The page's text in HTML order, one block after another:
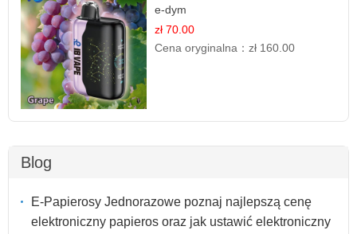
e-dym
zł 70.00
Cena oryginalna：zł 160.00
Blog
E-Papierosy Jednorazowe poznaj najlepszą cenę
elektroniczny papieros oraz jak ustawić elektroniczny